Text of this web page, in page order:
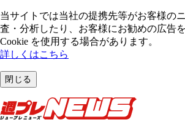
当サイトでは当社の提携先等がお客様の
査・分析したり、お客様にお勧めの広告
Cookie を使⽤する場合があります。
詳しくはこちら
閉じる